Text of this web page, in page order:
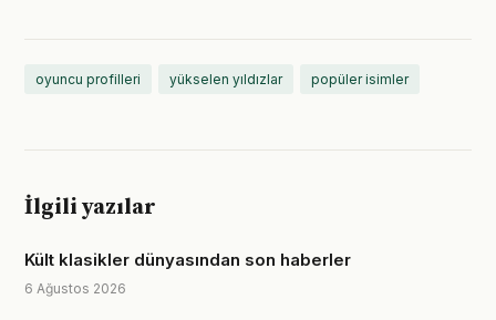
oyuncu profilleri yükselen yıldızlar popüler isimler
İlgili yazılar
Kült klasikler dünyasından son haberler
6 Ağustos 2026